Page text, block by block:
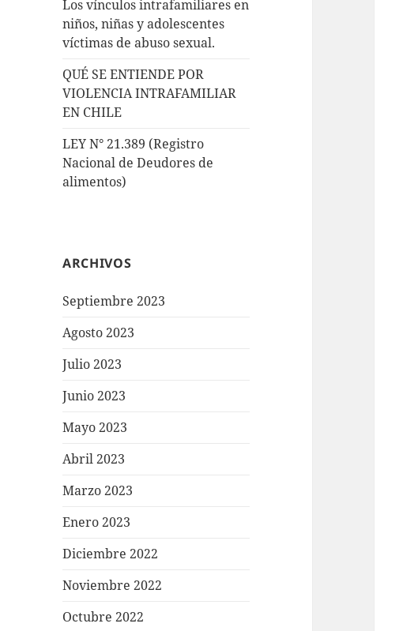
Los vínculos intrafamiliares en
niños, niñas y adolescentes
víctimas de abuso sexual.
QUÉ SE ENTIENDE POR
VIOLENCIA INTRAFAMILIAR
EN CHILE
LEY N° 21.389 (Registro
Nacional de Deudores de
alimentos)
ARCHIVOS
Septiembre 2023
Agosto 2023
Julio 2023
Junio 2023
Mayo 2023
Abril 2023
Marzo 2023
Enero 2023
Diciembre 2022
Noviembre 2022
Octubre 2022